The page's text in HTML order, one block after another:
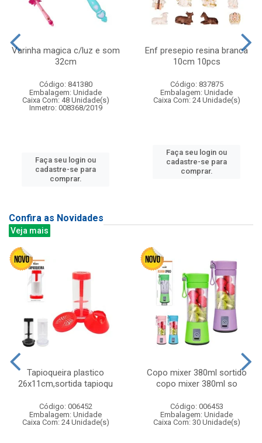
Varinha magica c/luz e som
32cm
Código: 841380
Embalagem: Unidade
Caixa Com: 48 Unidade(s)
Inmetro: 008368/2019
Faça seu login ou
cadastre-se para
comprar.
Enf presepio resina branca
10cm 10pcs
Código: 837875
Embalagem: Unidade
Caixa Com: 24 Unidade(s)
Faça seu login ou
cadastre-se para
comprar.
Confira as Novidades
Veja mais
Tapioqueira plastico
26x11cm,sortida tapioqu
Código: 006452
Embalagem: Unidade
Caixa Com: 24 Unidade(s)
Copo mixer 380ml sortido
copo mixer 380ml so
Código: 006453
Embalagem: Unidade
Caixa Com: 30 Unidade(s)